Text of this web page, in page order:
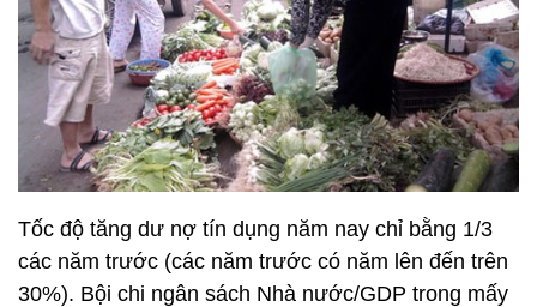
Tốc độ tăng dư nợ tín dụng năm nay chỉ bằng 1/3
các năm trước (các năm trước có năm lên đến trên
30%). Bội chi ngân sách Nhà nước/GDP trong mấy